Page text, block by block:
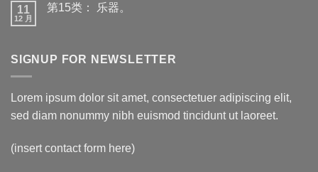
11
12 月
第15类： 乐器。
SIGNUP FOR NEWSLETTER
Lorem ipsum dolor sit amet, consectetuer adipiscing elit,
sed diam nonummy nibh euismod tincidunt ut laoreet.
(insert contact form here)